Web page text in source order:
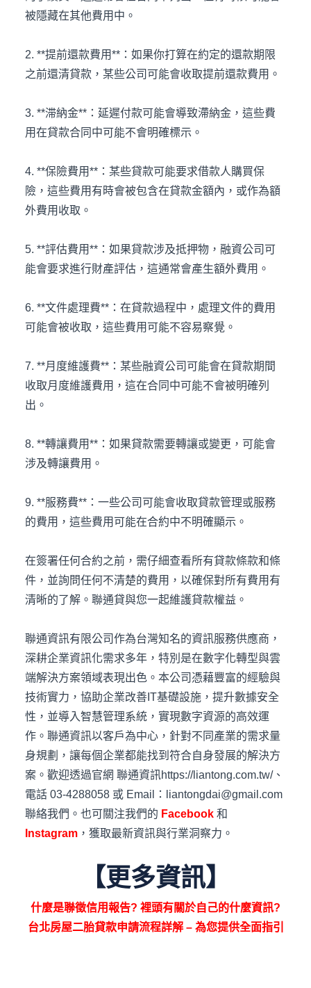
被隱藏在其他費用中。
2. **提前還款費用**：如果你打算在約定的還款期限
之前還清貸款，某些公司可能會收取提前還款費用。
3. **滞納金**：延遲付款可能會導致滯納金，這些費
用在貸款合同中可能不會明確標示。
4. **保險費用**：某些貸款可能要求借款人購買保
險，這些費用有時會被包含在貸款金額內，或作為額
外費用收取。
5. **評估費用**：如果貸款涉及抵押物，融資公司可
能會要求進行財產評估，這通常會產生額外費用。
6. **文件處理費**：在貸款過程中，處理文件的費用
可能會被收取，這些費用可能不容易察覺。
7. **月度維護費**：某些融資公司可能會在貸款期間
收取月度維護費用，這在合同中可能不會被明確列
出。
8. **轉讓費用**：如果貸款需要轉讓或變更，可能會
涉及轉讓費用。
9. **服務費**：一些公司可能會收取貸款管理或服務
的費用，這些費用可能在合約中不明確顯示。
在簽署任何合約之前，需仔細查看所有貸款條款和條
件，並詢問任何不清楚的費用，以確保對所有費用有
清晰的了解。聯通貸與您一起維護貸款權益。
聯通資訊有限公司作為台灣知名的資訊服務供應商，
深耕企業資訊化需求多年，特別是在數字化轉型與雲
端解決方案領域表現出色。本公司憑藉豐富的經驗與
技術實力，協助企業改善IT基礎設施，提升數據安全
性，並導入智慧管理系統，實現數字資源的高效運
作。聯通資訊以客戶為中心，針對不同產業的需求量
身規劃，讓每個企業都能找到符合自身發展的解決方
案。歡迎透過官網 聯通資訊https://liantong.com.tw/、
電話 03-4288058 或 Email：liantongdai@gmail.com
聯絡我們。也可關注我們的 Facebook 和
Instagram ，獲取最新資訊與行業洞察力。
【更多資訊】
什麼是聯徵信用報告? 裡頭有關於自己的什麼資訊?
台北房屋二胎貸款申請流程詳解 – 為您提供全面指引